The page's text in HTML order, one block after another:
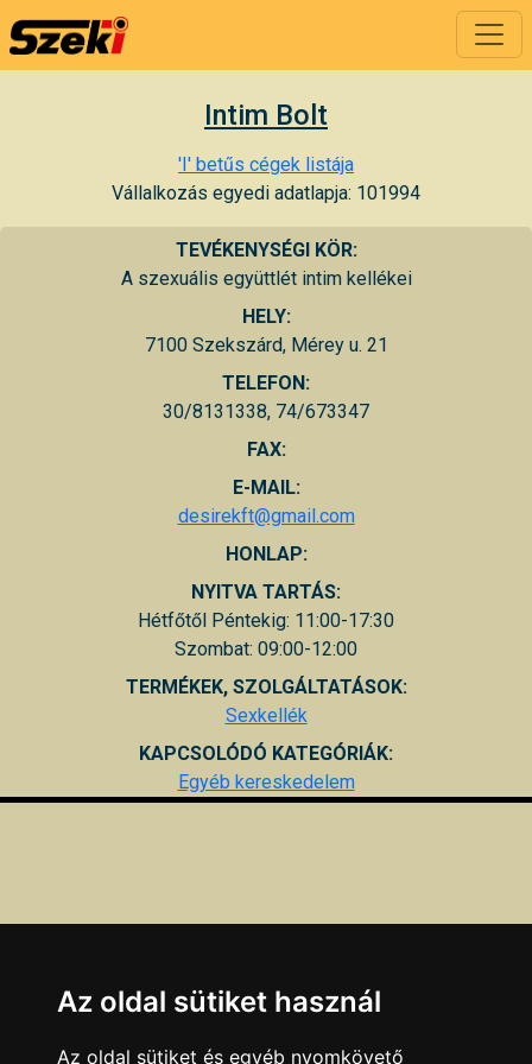
Intim Bolt
'I' betűs cégek listája
Vállalkozás egyedi adatlapja: 101994
TEVÉKENYSÉGI KÖR:
A szexuális együttlét intim kellékei
HELY:
7100 Szekszárd, Mérey u. 21
TELEFON:
30/8131338, 74/673347
FAX:
E-MAIL:
desirekft@gmail.com
HONLAP:
NYITVA TARTÁS:
Hétfőtől Péntekig: 11:00-17:30
Szombat: 09:00-12:00
TERMÉKEK, SZOLGÁLTATÁSOK:
Sexkellék
KAPCSOLÓDÓ KATEGÓRIÁK:
Egyéb kereskedelem
Az oldal sütiket használ
Az oldal sütiket és egyéb nyomkövető